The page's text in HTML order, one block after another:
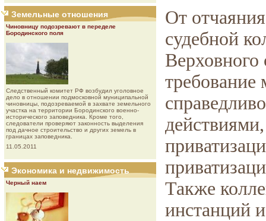
Земельные отношения
Чиновницу подозревают в переделе
Бородинского поля
Следственный комитет РФ возбудил уголовное
дело в отношении подмосковной муниципальной
чиновницы, подозреваемой в захвате земельного
участка на территории Бородинского военно-
исторического заповедника. Кроме того,
следователи проверяют законность выделения
под дачное строительство и других земель в
границах заповедника.
11.05.2011
Экономика и недвижимость
Черный наем
От
судебной
требование
Также
инстанций